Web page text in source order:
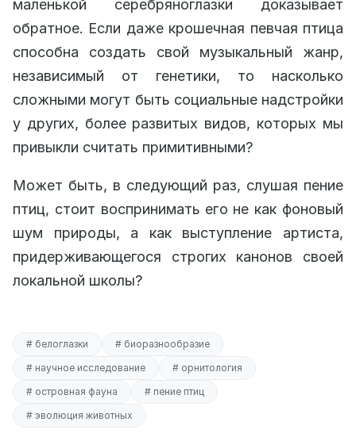
маленькой серебряноглазки доказывает
обратное. Если даже крошечная певчая птица
способна создать свой музыкальный жанр,
независимый от генетики, то насколько
сложными могут быть социальные надстройки
у других, более развитых видов, которых мы
привыкли считать примитивными?
Может быть, в следующий раз, слушая пение
птиц, стоит воспринимать его не как фоновый
шум природы, а как выступление артиста,
придерживающегося строгих канонов своей
локальной школы?
# белоглазки
# биоразнообразие
# научное исследование
# орнитология
# островная фауна
# пение птиц
# эволюция животных